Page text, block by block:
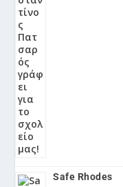
Safe Rhodes